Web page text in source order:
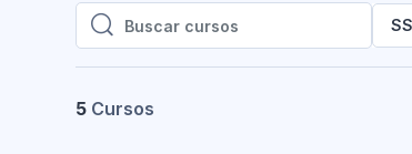
Buscar cursos
Buscar cursos
5 Cursos